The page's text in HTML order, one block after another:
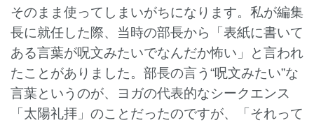
そのまま使ってしまいがちになります。私が編集
長に就任した際、当時の部長から「表紙に書いて
ある言葉が呪文みたいでなんだか怖い」と言われ
たことがありました。部長の言う“呪文みたい”な
言葉というのが、ヨガの代表的なシークエンス
「太陽礼拝」のことだったのですが、「それって